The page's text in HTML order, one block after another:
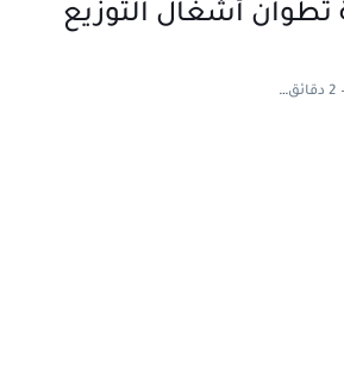
تطوان أشغال التوزيع
2 دقائق للقراءة